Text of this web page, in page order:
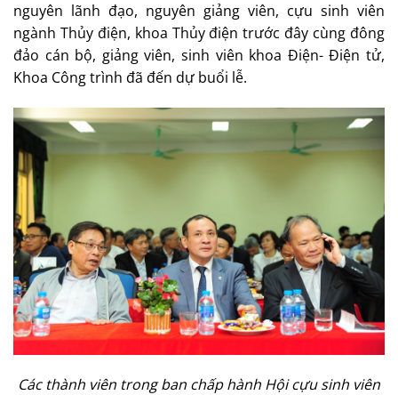
nguyên lãnh đạo, nguyên giảng viên, cựu sinh viên
ngành Thủy điện, khoa Thủy điện trước đây cùng đông
đảo cán bộ, giảng viên, sinh viên khoa Điện- Điện tử,
Khoa Công trình đã đến dự buổi lễ.
Các thành viên trong ban chấp hành Hội cựu sinh viên